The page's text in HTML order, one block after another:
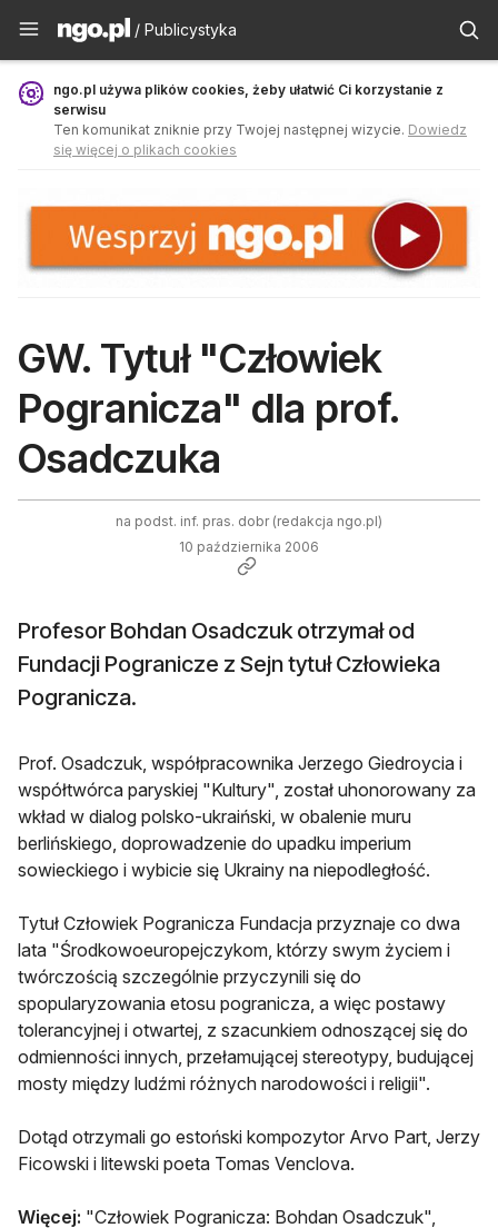
Publicystyka - ngo.pl
/ Publicystyka
ngo.pl używa plików cookies, żeby ułatwić Ci korzystanie z
serwisu
Ten komunikat zniknie przy Twojej następnej wizycie. Dowiedz
się więcej o plikach cookies
GW. Tytuł "Człowiek
Pogranicza" dla prof.
Osadczuka
na podst. inf. pras. dobr (redakcja ngo.pl)
10 października 2006
Profesor Bohdan Osadczuk otrzymał od
Fundacji Pogranicze z Sejn tytuł Człowieka
Pogranicza.
Prof. Osadczuk, współpracownika Jerzego Giedroycia i
współtwórca paryskiej "Kultury", został uhonorowany za
wkład w dialog polsko-ukraiński, w obalenie muru
berlińskiego, doprowadzenie do upadku imperium
sowieckiego i wybicie się Ukrainy na niepodległość.
Tytuł Człowiek Pogranicza Fundacja przyznaje co dwa
lata "Środkowoeuropejczykom, którzy swym życiem i
twórczością szczególnie przyczynili się do
spopularyzowania etosu pogranicza, a więc postawy
tolerancyjnej i otwartej, z szacunkiem odnoszącej się do
odmienności innych, przełamującej stereotypy, budującej
mosty między ludźmi różnych narodowości i religii".
Dotąd otrzymali go estoński kompozytor Arvo Part, Jerzy
Ficowski i litewski poeta Tomas Venclova.
Więcej: "Człowiek Pogranicza: Bohdan Osadczuk",